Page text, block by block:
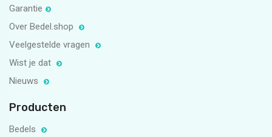
Garantie
Over Bedel.shop
Veelgestelde vragen
Wist je dat
Nieuws
Producten
Bedels